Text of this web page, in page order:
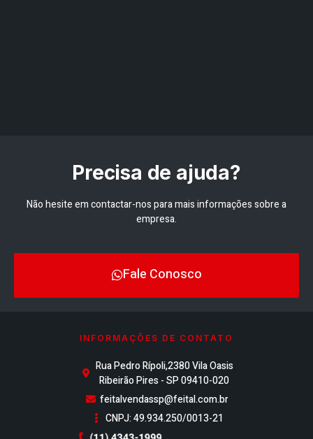
Precisa de ajuda?
Não hesite em contactar-nos para mais informações sobre a
empresa.
Fale Conosco
INFORMAÇÕES DE CONTATO
Rua Pedro Rípoli,2380 Vila Oasis
Ribeirão Pires - SP 09410-020
feitalvendassp@feital.com.br
CNPJ: 49.934.250/0013-21